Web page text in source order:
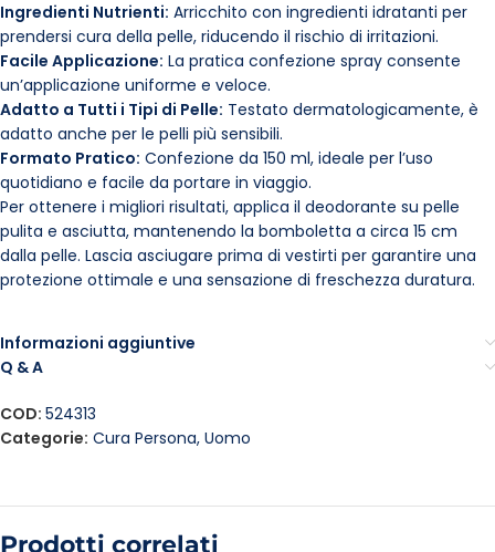
Ingredienti Nutrienti: Arricchito con ingredienti idratanti per
prendersi cura della pelle, riducendo il rischio di irritazioni.
Facile Applicazione: La pratica confezione spray consente
un’applicazione uniforme e veloce.
Adatto a Tutti i Tipi di Pelle: Testato dermatologicamente, è
adatto anche per le pelli più sensibili.
Formato Pratico: Confezione da 150 ml, ideale per l’uso
quotidiano e facile da portare in viaggio.
Per ottenere i migliori risultati, applica il deodorante su pelle
pulita e asciutta, mantenendo la bomboletta a circa 15 cm
dalla pelle. Lascia asciugare prima di vestirti per garantire una
protezione ottimale e una sensazione di freschezza duratura.
Informazioni aggiuntive
Q & A
COD: 524313
Categorie: Cura Persona, Uomo
Prodotti correlati